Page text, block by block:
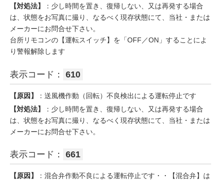
【対処法】
：少し時間を置き、復帰しない、又は再発する場合
は、状態をお写真に撮り、なるべく現存状態にて、当社・または
メーカーにお問合せ下さい。
台所リモコンの【運転スイッチ】を「OFF／ON」することによ
り警報解除します
表示コード： 610
【原因】
：送風機作動（回転）不良検出による運転停止です
【対処法】
：少し時間を置き、復帰しない、又は再発する場合
は、状態をお写真に撮り、なるべく現存状態にて、当社・または
メーカーにお問合せ下さい。
表示コード： 661
【原因】
：混合弁作動不良による運転停止です・・【混合弁】は